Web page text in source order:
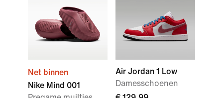
Net binnen
Nike Mind 001
Air Jordan 1 Low
Damesschoenen